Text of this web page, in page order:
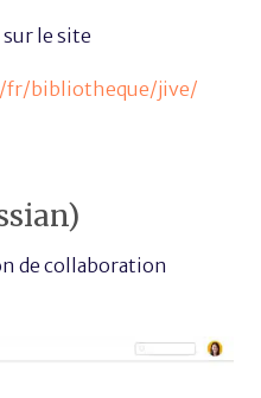
le site
fr/bibliotheque/jive/
de collaboration